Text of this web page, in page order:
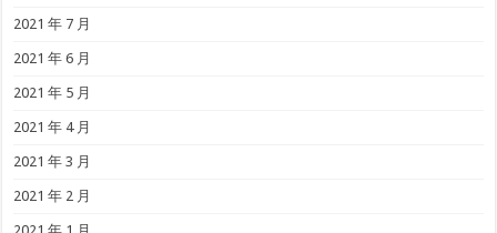
2021 年 7 月
2021 年 6 月
2021 年 5 月
2021 年 4 月
2021 年 3 月
2021 年 2 月